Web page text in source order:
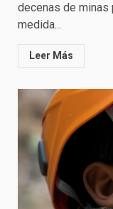
decenas de minas
medida...
Leer Más